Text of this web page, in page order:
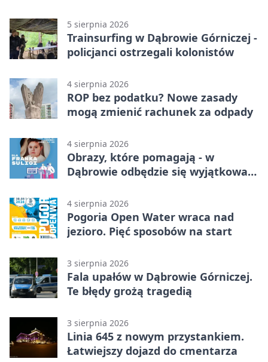
5 sierpnia 2026
Trainsurfing w Dąbrowie Górniczej -
policjanci ostrzegali kolonistów
4 sierpnia 2026
ROP bez podatku? Nowe zasady
mogą zmienić rachunek za odpady
4 sierpnia 2026
Obrazy, które pomagają - w
Dąbrowie odbędzie się wyjątkowa
4 sierpnia 2026
Pogoria Open Water wraca nad
jezioro. Pięć sposobów na start
3 sierpnia 2026
Fala upałów w Dąbrowie Górniczej.
Te błędy grożą tragedią
3 sierpnia 2026
Linia 645 z nowym przystankiem.
Łatwiejszy dojazd do cmentarza